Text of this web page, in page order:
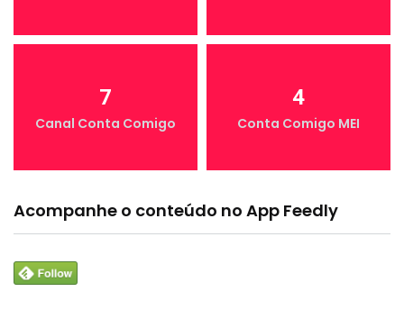
7
Canal Conta Comigo
4
Conta Comigo MEI
Acompanhe o conteúdo no App Feedly